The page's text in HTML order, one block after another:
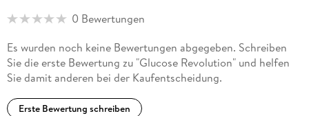
0 Bewertungen
Es wurden noch keine Bewertungen abgegeben. Schreiben
Sie die erste Bewertung zu "Glucose Revolution" und helfen
Sie damit anderen bei der Kaufentscheidung.
Erste Bewertung schreiben